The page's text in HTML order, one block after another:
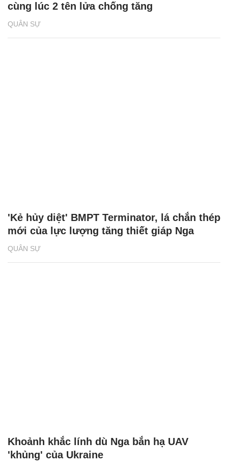
QUÂN SỰ
cùng lúc 2 tên lửa chống tăng
QUÂN SỰ
'Kẻ hủy diệt' BMPT Terminator, lá chắn thép
mới của lực lượng tăng thiết giáp Nga
Khoảnh khắc lính dù Nga bắn hạ UAV
'khủng' của Ukraine